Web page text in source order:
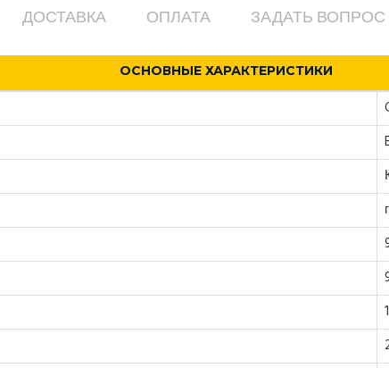
ДОСТАВКА ОПЛАТА ЗАДАТЬ ВОПРОС
ОСНОВНЫЕ ХАРАКТЕРИСТИКИ
1